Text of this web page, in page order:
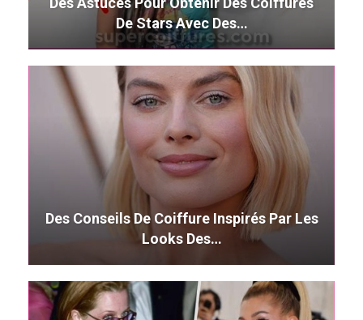
De Stars Avec Des…
Des Conseils De Coiffure Inspirés Par Les
Looks Des…